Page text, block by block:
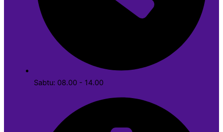
Sabtu: 08.00 - 14.00